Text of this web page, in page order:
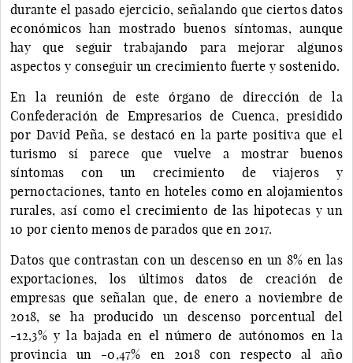
durante el pasado ejercicio, señalando que ciertos datos
económicos han mostrado buenos síntomas, aunque
hay que seguir trabajando para mejorar algunos
aspectos y conseguir un crecimiento fuerte y sostenido.
En la reunión de este órgano de dirección de la
Confederación de Empresarios de Cuenca, presidido
por David Peña, se destacó en la parte positiva que el
turismo sí parece que vuelve a mostrar buenos
síntomas con un crecimiento de viajeros y
pernoctaciones, tanto en hoteles como en alojamientos
rurales, así como el crecimiento de las hipotecas y un
10 por ciento menos de parados que en 2017.
Datos que contrastan con un descenso en un 8% en las
exportaciones, los últimos datos de creación de
empresas que señalan que, de enero a noviembre de
2018, se ha producido un descenso porcentual del
-12,3% y la bajada en el número de autónomos en la
provincia un -0,47% en 2018 con respecto al año